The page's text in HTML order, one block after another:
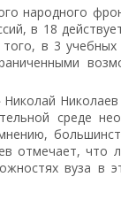
народного
в 18
в 3 учебных
среде
отмечает,
вуза в